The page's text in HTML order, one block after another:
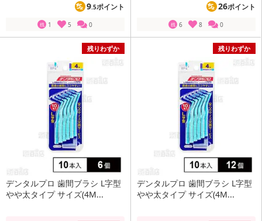
9.5ポイント
残 1 5 0
26ポイント
残 6 8 0
残りわずか
デンタルプロ 歯間ブラシ L字型
やや太タイプ サイズ(4M...
残りわずか
デンタルプロ 歯間ブラシ L字型
やや太タイプ サイズ(4M...